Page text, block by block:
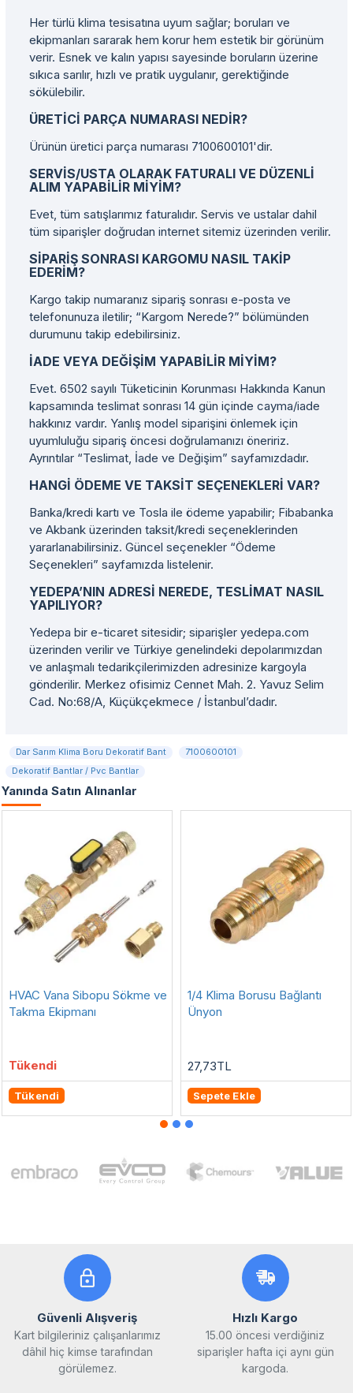
Her türlü klima tesisatına uyum sağlar; boruları ve
ekipmanları sararak hem korur hem estetik bir görünüm
verir. Esnek ve kalın yapısı sayesinde boruların üzerine
sıkıca sarılır, hızlı ve pratik uygulanır, gerektiğinde
sökülebilir.
ÜRETICI PARÇA NUMARASI NEDIR?
Ürünün üretici parça numarası 7100600101'dir.
SERVIS/USTA OLARAK FATURALI VE DÜZENLI
ALIM YAPABILIR MIYIM?
Evet, tüm satışlarımız faturalıdır. Servis ve ustalar dahil
tüm siparişler doğrudan internet sitemiz üzerinden verilir.
SIPARIŞ SONRASI KARGOMU NASIL TAKIP
EDERIM?
Kargo takip numaranız sipariş sonrası e-posta ve
telefonunuza iletilir; “Kargom Nerede?” bölümünden
durumunu takip edebilirsiniz.
İADE VEYA DEĞIŞIM YAPABILIR MIYIM?
Evet. 6502 sayılı Tüketicinin Korunması Hakkında Kanun
kapsamında teslimat sonrası 14 gün içinde cayma/iade
hakkınız vardır. Yanlış model siparişini önlemek için
uyumluluğu sipariş öncesi doğrulamanızı öneririz.
Ayrıntılar “Teslimat, İade ve Değişim” sayfamızdadır.
HANGI ÖDEME VE TAKSIT SEÇENEKLERI VAR?
Banka/kredi kartı ve Tosla ile ödeme yapabilir; Fibabanka
ve Akbank üzerinden taksit/kredi seçeneklerinden
yararlanabilirsiniz. Güncel seçenekler “Ödeme
Seçenekleri” sayfamızda listelenir.
YEDEPA’NIN ADRESI NEREDE, TESLIMAT NASIL
YAPILIYOR?
Yedepa bir e-ticaret sitesidir; siparişler yedepa.com
üzerinden verilir ve Türkiye genelindeki depolarımızdan
ve anlaşmalı tedarikçilerimizden adresinize kargoyla
gönderilir. Merkez ofisimiz Cennet Mah. 2. Yavuz Selim
Cad. No:68/A, Küçükçekmece / İstanbul’dadır.
Dar Sarım Klima Boru Dekoratif Bant
7100600101
Dekoratif Bantlar / Pvc Bantlar
Yanında Satın Alınanlar
HVAC Vana Sibopu Sökme ve
Takma Ekipmanı
Tükendi
Tükendi
1/4 Klima Borusu Bağlantı
Ünyon
27,73TL
Sepete Ekle
Güvenli Alışveriş
Kart bilgileriniz çalışanlarımız
dâhil hiç kimse tarafından
görülemez.
Hızlı Kargo
15.00 öncesi verdiğiniz
siparişler hafta içi aynı gün
kargoda.